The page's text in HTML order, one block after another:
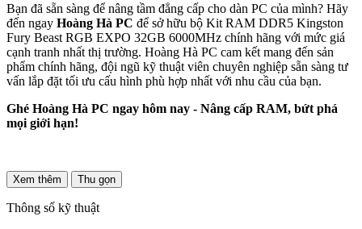
Bạn đã sẵn sàng để nâng tầm đẳng cấp cho dàn PC của mình? Hãy
đến ngay Hoàng Hà PC để sở hữu bộ Kit RAM DDR5 Kingston
Fury Beast RGB EXPO 32GB 6000MHz chính hãng với mức giá
cạnh tranh nhất thị trường. Hoàng Hà PC cam kết mang đến sản
phẩm chính hãng, đội ngũ kỹ thuật viên chuyên nghiệp sẵn sàng tư
vấn lắp đặt tối ưu cấu hình phù hợp nhất với nhu cầu của bạn.
Ghé Hoàng Hà PC ngay hôm nay - Nâng cấp RAM, bứt phá
mọi giới hạn!
Xem thêm Thu gọn
Thông số kỹ thuật